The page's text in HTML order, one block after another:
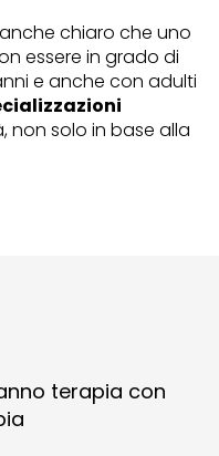
chiaro che uno
essere in grado di
e anche con adulti
non solo in base alla
terapia con